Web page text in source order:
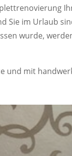
Sie im Urlaub
wurde,
und mit